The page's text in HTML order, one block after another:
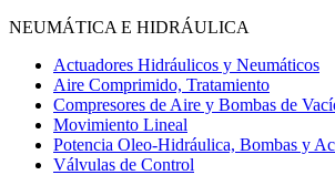
NEUMÁTICA E HIDRÁULICA
Actuadores Hidráulicos y Neumáticos
Aire Comprimido, Tratamiento
Compresores de Aire y Bombas de
Movimiento Lineal
Potencia Oleo-Hidráulica, Bombas y
Válvulas de Control